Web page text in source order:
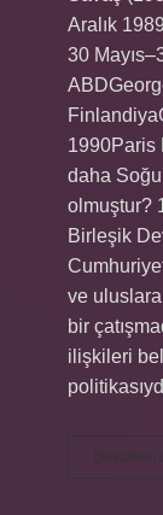
Aralık
30
1990Paris
daha
olmuştur?
Birleşik
ve
bir
ilişkileri
Devamını